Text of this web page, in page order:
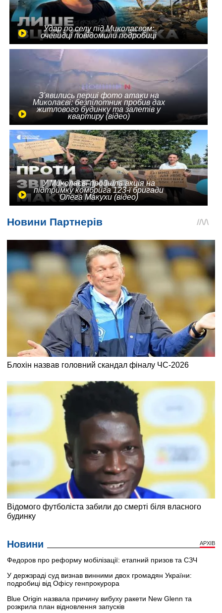
Удар по селу під Миколаєвом:
очевидці повідомили подробиці
З'явились перші фото атаки на
Миколаєві: безпілотник пробив дах
житлового будинку та залетів у
квартиру (відео)
У Миколаєві пройшла акція на
підтримку комбрига 123-ї бригади
Олега Макухи (відео)
Новини АРХІВ
Федоров про реформу мобілізації: етапний призов та СЗЧ
У держзраді суд визнав винними двох громадян України:
подробиці від Офісу генпрокурора
Blue Origin назвала причину вибуху ракети New Glenn та
розкрила план відновлення запусків